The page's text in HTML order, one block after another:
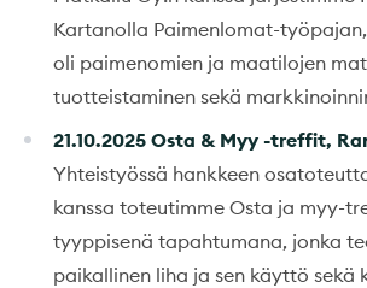
Kartanolla Paimenlomat-
oli paimenomien ja maatilojen
tuotteistaminen sekä
21.10.2025 Osta & Myy -treffit,
Yhteistyössä hankkeen
kanssa toteutimme Osta ja myy-
tyyppisenä tapahtumana, jonka
paikallinen liha ja sen käyttö sekä